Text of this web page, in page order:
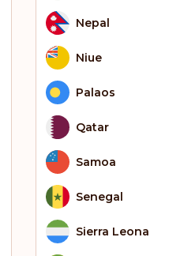
Nepal
Niue
Palaos
Qatar
Samoa
Senegal
Sierra Leona